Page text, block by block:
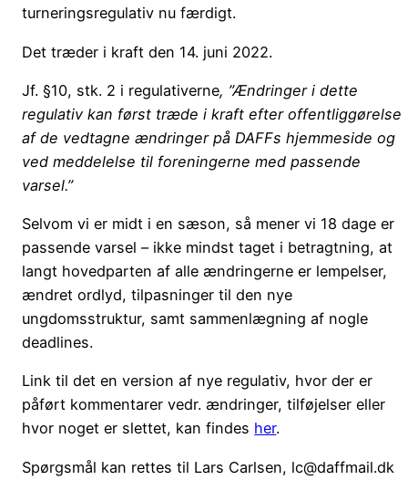
turneringsregulativ nu færdigt.
Det træder i kraft den 14. juni 2022.
Jf. §10, stk. 2 i regulativerne, ”Ændringer i dette
regulativ kan først træde i kraft efter offentliggørelse
af de vedtagne ændringer på DAFFs hjemmeside og
ved meddelelse til foreningerne med passende
varsel.”
Selvom vi er midt i en sæson, så mener vi 18 dage er
passende varsel – ikke mindst taget i betragtning, at
langt hovedparten af alle ændringerne er lempelser,
ændret ordlyd, tilpasninger til den nye
ungdomsstruktur, samt sammenlægning af nogle
deadlines.
Link til det en version af nye regulativ, hvor der er
påført kommentarer vedr. ændringer, tilføjelser eller
hvor noget er slettet, kan findes her.
Spørgsmål kan rettes til Lars Carlsen, lc@daffmail.dk